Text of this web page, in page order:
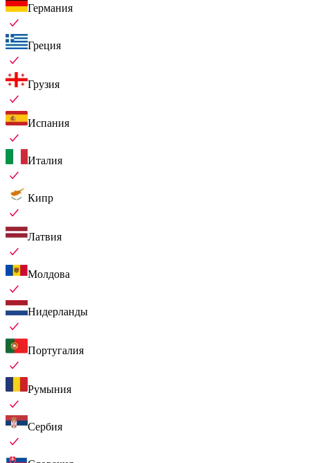
Германия
Греция
Грузия
Испания
Италия
Кипр
Латвия
Молдова
Нидерланды
Португалия
Румыния
Сербия